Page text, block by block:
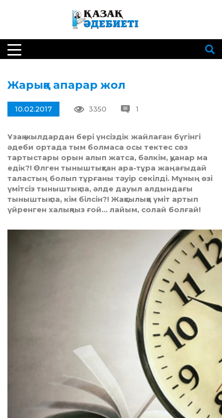
Жарыққа апарар жол
10.02.2017 3350 1
Ұзақ жылдардан бері үнсіздік жайлаған бүгінгі
әдеби ортада тым болмаса осы тектес сөз
тартыстары орын алып жатса, бәлкім, қуанар ма
едік?! Өлген тыныштықтан ара-тұра жаңағыдай
таластың болып тұрғаны тәуір секілді. Мұның өзі
үмітсіз тыныштық па, әлде дауыл алдындағы
тыныштық па, кім білсін?! Жақсылыққа үміт артып
үйренген халықпыз ғой… лайым, солай болғай!